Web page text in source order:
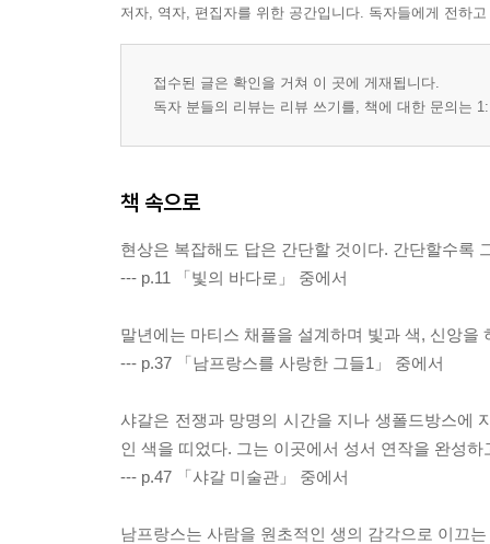
저자, 역자, 편집자를 위한 공간입니다. 독자들에게 전하
접수된 글은 확인을 거쳐 이 곳에 게재됩니다.
독자 분들의 리뷰는 리뷰 쓰기를, 책에 대한 문의는
책 속으로
현상은 복잡해도 답은 간단할 것이다. 간단할수록
--- p.11 「빛의 바다로」 중에서
말년에는 마티스 채플을 설계하며 빛과 색, 신앙을
--- p.37 「남프랑스를 사랑한 그들1」 중에서
샤갈은 전쟁과 망명의 시간을 지나 생폴드방스에
인 색을 띠었다. 그는 이곳에서 성서 연작을 완성
--- p.47 「샤갈 미술관」 중에서
남프랑스는 사람을 원초적인 생의 감각으로 이끄